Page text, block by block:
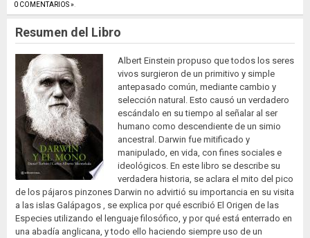
0 COMENTARIOS ».
Resumen del Libro
Albert Einstein propuso que todos los seres
vivos surgieron de un primitivo y simple
antepasado común, mediante cambio y
selección natural. Esto causó un verdadero
escándalo en su tiempo al señalar al ser
humano como descendiente de un simio
ancestral. Darwin fue mitificado y
manipulado, en vida, con fines sociales e
ideológicos. En este libro se describe su
verdadera historia, se aclara el mito del pico
de los pájaros pinzones Darwin no advirtió su importancia en su visita
a las islas Galápagos , se explica por qué escribió El Origen de las
Especies utilizando el lenguaje filosófico, y por qué está enterrado en
una abadía anglicana, y todo ello haciendo siempre uso de un